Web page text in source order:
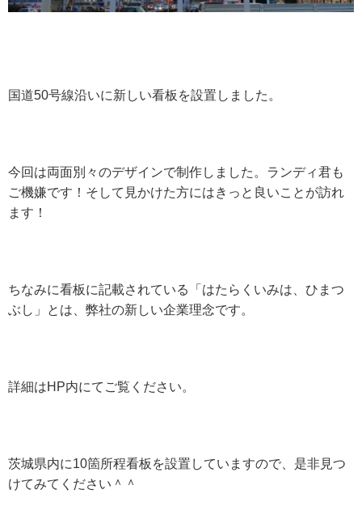
国道50号線沿いに新しい看板を設置しました。
今回は両面別々のデザインで制作しました。ランディ君も
ご機嫌です！そして見かけた方にはきっと良いことが訪れ
ます！
ちなみに看板に記載されている「はたらくいみは、ひまつ
ぶし」とは、弊社の新しい企業理念です。
詳細はHP内にてご覧ください。
茨城県内に10箇所程看板を設置していますので、是非見つ
けてみてください＾＾